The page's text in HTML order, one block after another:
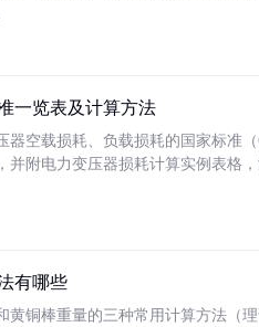
一览表及计算方法
器空载损耗、负载损耗的国家标准
并附电力变压器损耗计算实例表格
有哪些
黄铜棒重量的三种常用计算方法（